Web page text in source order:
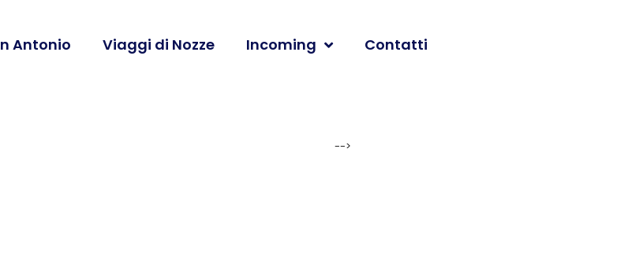
Antonio Viaggi di Nozze Incoming Contatti
-->